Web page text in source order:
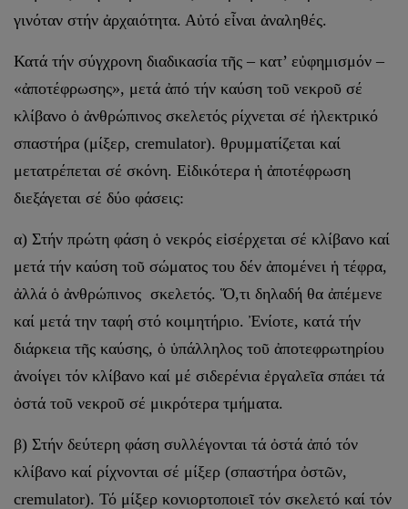
γινόταν στήν ἀρχαιότητα. Αὐτό εἶναι ἀναληθές.
Κατά τήν σύγχρονη διαδικασία τῆς – κατ’ εὐφημισμόν –
«ἀποτέφρωσης», μετά ἀπό τήν καύση τοῦ νεκροῦ σέ
κλίβανο ὁ ἀνθρώπινος σκελετός ρίχνεται σέ ἠλεκτρικό
σπαστήρα (μίξερ, cremulator). θρυμματίζεται καί
μετατρέπεται σέ σκόνη. Εἰδικότερα ἡ ἀποτέφρωση
διεξάγεται σέ δύο φάσεις:
α) Στήν πρώτη φάση ὁ νεκρός εἰσέρχεται σέ κλίβανο καί
μετά τήν καύση τοῦ σώματος του δέν ἀπομένει ἡ τέφρα,
ἀλλά ὁ ἀνθρώπινος σκελετός. Ὅ,τι δη­λαδή θα ἀπέμενε
καί μετά την ταφή στό κοιμητήριο. Ἐνίοτε, κατά τήν
διάρκεια τῆς καύσης, ὁ ὑπάλληλος τοῦ ἀποτεφρωτηρίου
ἀνοίγει τόν κλίβανο καί μέ σιδερένια ἐργαλεῖα σπάει τά
ὀστά τοῦ νεκροῦ σέ μικρότερα τμήματα.
β) Στήν δεύτερη φάση συλλέγονται τά ὀστά ἀπό τόν
κλίβανο καί ρίχνονται σέ μίξερ (σπαστήρα ὀστῶν,
cremulator). Τό μίξερ κονιορτοποιεῖ τόν σκελετό καί τόν